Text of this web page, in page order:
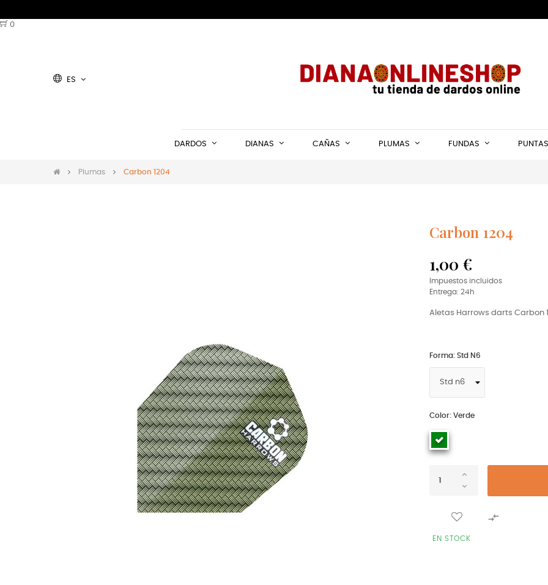
0
ES
DARDOS DIANAS CAÑAS PLUMAS FUNDAS PUNTAS
Plumas Carbon 1204
Carbon 1204
1,00 €
Impuestos incluidos
Entrega: 24h
Aletas Harrows darts Carbon
Forma: Std N6
Color: Verde

EN STOCK